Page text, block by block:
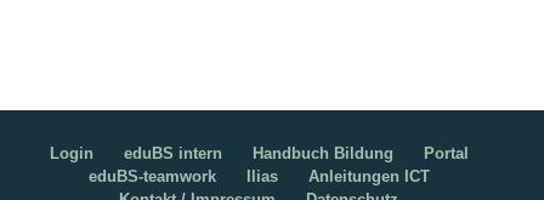
Login eduBS intern Handbuch Bildung
Portal
eduBS-teamwork
Ilias
Anleitungen ICT